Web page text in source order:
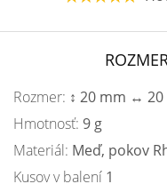
Rozmer: ↕ 20 mm ↔
Hmotnosť: 9 g
Materiál: Meď, pokov
Kusov v balení 1